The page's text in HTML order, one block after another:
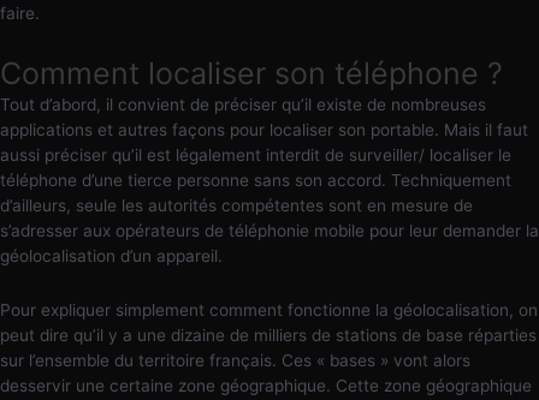
faire.
Comment localiser son téléphone ?
Tout d’abord, il convient de préciser qu’il existe de nombreuses
applications et autres façons pour localiser son portable. Mais il faut
aussi préciser qu’il est légalement interdit de surveiller/ localiser le
téléphone d’une tierce personne sans son accord. Techniquement
d’ailleurs, seule les autorités compétentes sont en mesure de
s’adresser aux opérateurs de téléphonie mobile pour leur demander la
géolocalisation d’un appareil.
Pour expliquer simplement comment fonctionne la géolocalisation, on
peut dire qu’il y a une dizaine de milliers de stations de base réparties
sur l’ensemble du territoire français. Ces « bases » vont alors
desservir une certaine zone géographique. Cette zone géographique